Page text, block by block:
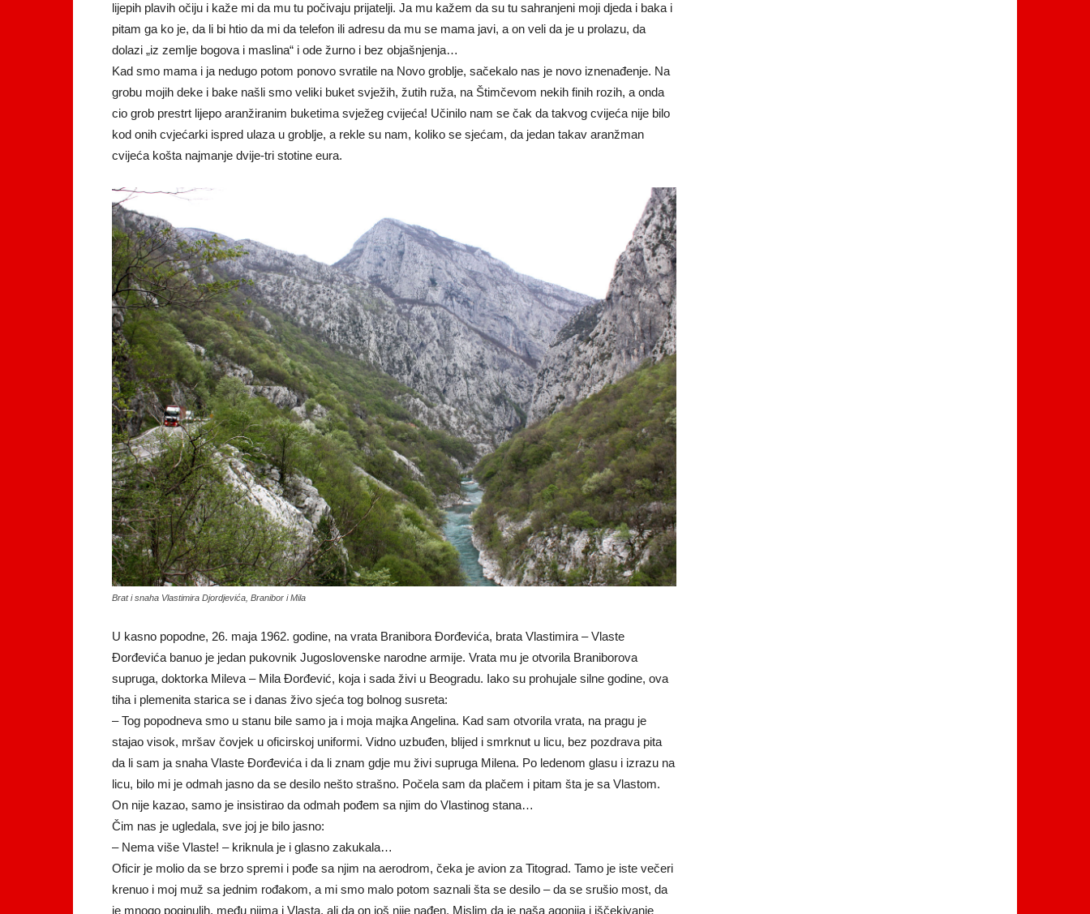
lijepih plavih očiju i kaže mi da mu tu počivaju prijatelji. Ja mu kažem da su tu sahranjeni moji djeda i baka i
pitam ga ko je, da li bi htio da mi da telefon ili adresu da mu se mama javi, a on veli da je u prolazu, da
dolazi „iz zemlje bogova i maslina“ i ode žurno i bez objašnjenja…
Kad smo mama i ja nedugo potom ponovo svratile na Novo groblje, sačekalo nas je novo iznenađenje. Na
grobu mojih deke i bake našli smo veliki buket svježih, žutih ruža, na Štimčevom nekih finih rozih, a onda
cio grob prestrt lijepo aranžiranim buketima svježeg cvijeća! Učinilo nam se čak da takvog cvijeća nije bilo
kod onih cvjećarki ispred ulaza u groblje, a rekle su nam, koliko se sjećam, da jedan takav aranžman
cvijeća košta najmanje dvije-tri stotine eura.
Brat i snaha Vlastimira Djordjevića, Branibor i Mila
U kasno popodne, 26. maja 1962. godine, na vrata Branibora Đorđevića, brata Vlastimira – Vlaste
Đorđevića banuo je jedan pukovnik Jugoslovenske narodne armije. Vrata mu je otvorila Braniborova
supruga, doktorka Mileva – Mila Đorđević, koja i sada živi u Beogradu. Iako su prohujale silne godine, ova
tiha i plemenita starica se i danas živo sjeća tog bolnog susreta:
– Tog popodneva smo u stanu bile samo ja i moja majka Angelina. Kad sam otvorila vrata, na pragu je
stajao visok, mršav čovjek u oficirskoj uniformi. Vidno uzbuđen, blijed i smrknut u licu, bez pozdrava pita
da li sam ja snaha Vlaste Đorđevića i da li znam gdje mu živi supruga Milena. Po ledenom glasu i izrazu na
licu, bilo mi je odmah jasno da se desilo nešto strašno. Počela sam da plačem i pitam šta je sa Vlastom.
On nije kazao, samo je insistirao da odmah pođem sa njim do Vlastinog stana…
Čim nas je ugledala, sve joj je bilo jasno:
– Nema više Vlaste! – kriknula je i glasno zakukala…
Oficir je molio da se brzo spremi i pođe sa njim na aerodrom, čeka je avion za Titograd. Tamo je iste večeri
krenuo i moj muž sa jednim rođakom, a mi smo malo potom saznali šta se desilo – da se srušio most, da
je mnogo poginulih, među njima i Vlasta, ali da on još nije nađen. Mislim da je naša agonija i iščekivanje